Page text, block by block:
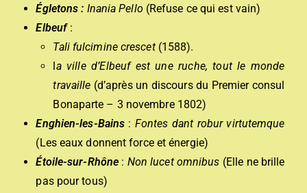
Égletons : Inania Pello (Refuse ce qui est vain)
Elbeuf:
Tali fulcimine crescet (1588).
la ville d’Elbeuf est une ruche, tout le monde
travaille (d’après un discours du Premier consul
Bonaparte – 3 novembre 1802)
Enghien-les-Bains : Fontes dant robur virtutemque
(Les eaux donnent force et énergie)
Étoile-sur-Rhône : Non lucet omnibus (Elle ne brille
pas pour tous)